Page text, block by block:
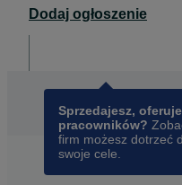
Dodaj ogłoszenie
Sprzedajesz,
pracowników?
firm możesz dotrzeć
swoje cele.